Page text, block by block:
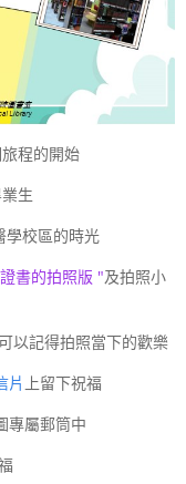
程的開始
生
學校區的時光
書的拍照版 "及拍照小
以記得拍照當下的歡樂
片 上留下祝福
專屬郵筒中